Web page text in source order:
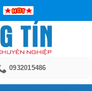
0932015486